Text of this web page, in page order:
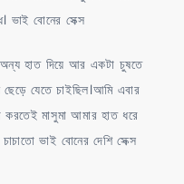
বোনের সেক্স
হাত দিয়ে আর একটা চুষতে
যেতে চাইছিল।আমি এবার
করতেই মাসুমা আমার হাত ধরে
ভাই বোনের দেশি সেক্স